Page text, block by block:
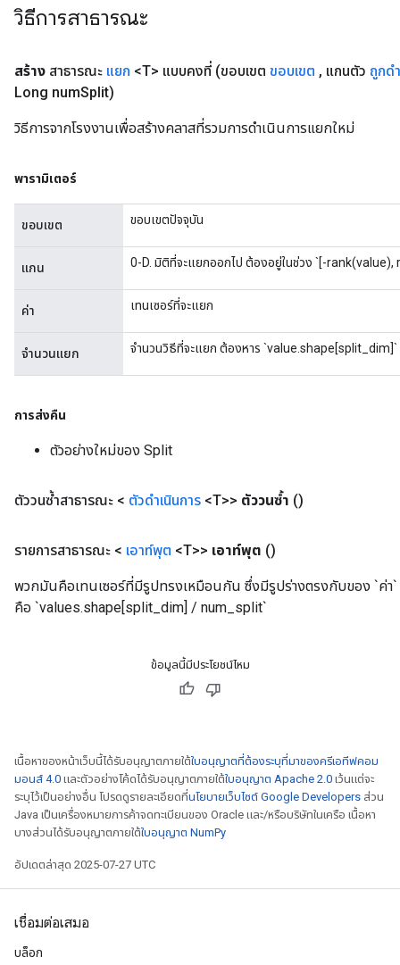
วิธีการสาธารณะ
สร้าง สาธารณะ แยก <T> แบบคงที่ (ขอบเขต ขอบเขต , แกนตัว ถูกด
Long numSplit)
วิธีการจากโรงงานเพื่อสร้างคลาสที่รวมการดำเนินการแยกใหม่
พารามิเตอร์
ขอบเขต ขอบเขตปัจจุบัน
แกน 0-D. มิติที่จะแยกออกไป ต้องอยู่ในช่วง `[-rank(value),
ค่า เทนเซอร์ที่จะแยก
จำนวนแยก จำนวนวิธีที่จะแยก ต้องหาร `value.shape[split_dim]`
การส่งคืน
ตัวอย่างใหม่ของ Split
ตัววนซ้ำสาธารณะ < ตัวดำเนินการ <T>> ตัววนซ้ำ ()
รายการสาธารณะ < เอาท์พุต <T>> เอาท์พุต ()
พวกมันคือเทนเซอร์ที่มีรูปทรงเหมือนกัน ซึ่งมีรูปร่างตรงกับของ `ค่
คือ `values.shape[split_dim] / num_split`
ข้อมูลนี้มีประโยชน์ไหม
เนื้อหาของหน้าเว็บนี้ได้รับอนุญาตภายใต้ใบอนุญาตที่ต้องระบุที่มาของครีเอทีฟคอม
มอนส์ 4.0 และตัวอย่างโค้ดได้รับอนุญาตภายใต้ใบอนุญาต Apache 2.0 เว้นแต่จะ
ระบุไว้เป็นอย่างอื่น โปรดดูรายละเอียดที่นโยบายเว็บไซต์ Google Developers ส่วน
Java เป็นเครื่องหมายการค้าจดทะเบียนของ Oracle และ/หรือบริษัทในเครือ เนื้อหา
บางส่วนได้รับอนุญาตภายใต้ใบอนุญาต NumPy
อัปเดตล่าสุด 2025-07-27 UTC
เชื่อมต่อเสมอ
บล็อก